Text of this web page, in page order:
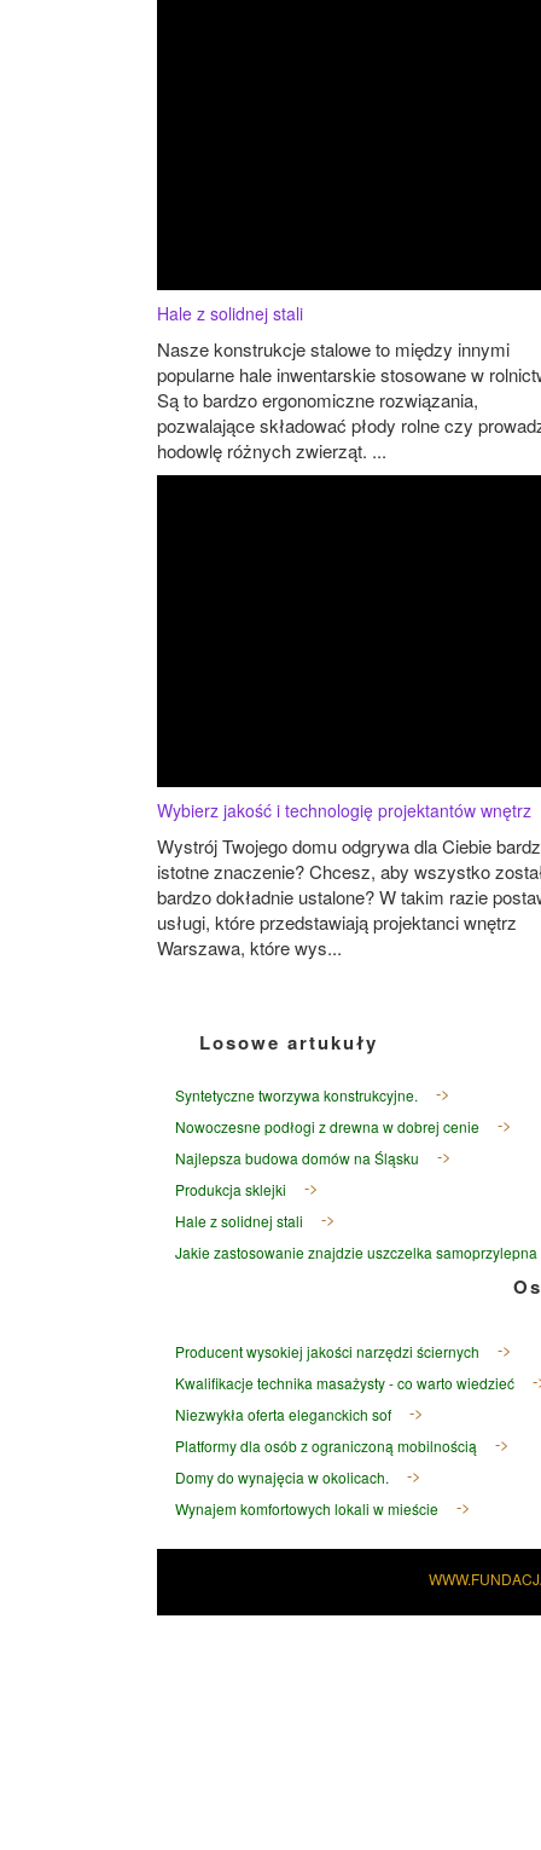
Hale z solidnej stali
Nasze konstrukcje stalowe to między innymi
popularne hale inwentarskie stosowane w
Są to bardzo ergonomiczne rozwiązania,
pozwalające składować płody rolne czy
hodowlę różnych zwierząt. ...
Wybierz jakość i technologię projektantów wnętrz
Wystrój Twojego domu odgrywa dla Ciebie
istotne znaczenie? Chcesz, aby wszystko
bardzo dokładnie ustalone? W takim razie
usługi, które przedstawiają projektanci wnętrz
Warszawa, które wys...
Losowe artukuły
Syntetyczne tworzywa konstrukcyjne.
Nowoczesne podłogi z drewna w dobrej cenie
Najlepsza budowa domów na Śląsku
Produkcja sklejki
Hale z solidnej stali
Jakie zastosowanie znajdzie uszczelka
Producent wysokiej jakości narzędzi ściernych
Kwalifikacje technika masażysty - co warto wiedzieć
Niezwykła oferta eleganckich sof
Platformy dla osób z ograniczoną mobilnością
Domy do wynajęcia w okolicach.
Wynajem komfortowych lokali w mieście